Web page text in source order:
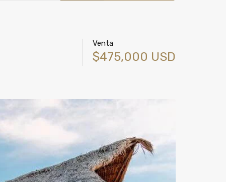
Venta
$475,000 USD